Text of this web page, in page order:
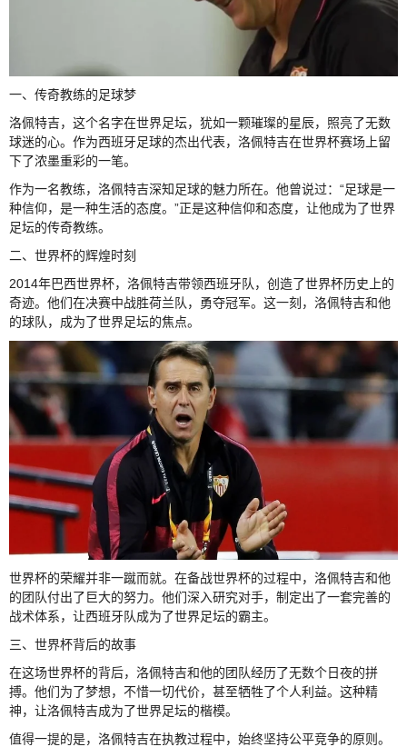
一、传奇教练的足球梦
洛佩特吉，这个名字在世界足坛，犹如一颗璀璨的星辰，照亮了无数
球迷的心。作为西班牙足球的杰出代表，洛佩特吉在世界杯赛场上留
下了浓墨重彩的一笔。
作为一名教练，洛佩特吉深知足球的魅力所在。他曾说过：“足球是一
种信仰，是一种生活的态度。”正是这种信仰和态度，让他成为了世界
足坛的传奇教练。
二、世界杯的辉煌时刻
2014年巴西世界杯，洛佩特吉带领西班牙队，创造了世界杯历史上的
奇迹。他们在决赛中战胜荷兰队，勇夺冠军。这一刻，洛佩特吉和他
的球队，成为了世界足坛的焦点。
世界杯的荣耀并非一蹴而就。在备战世界杯的过程中，洛佩特吉和他
的团队付出了巨大的努力。他们深入研究对手，制定出了一套完善的
战术体系，让西班牙队成为了世界足坛的霸主。
三、世界杯背后的故事
在这场世界杯的背后，洛佩特吉和他的团队经历了无数个日夜的拼
搏。他们为了梦想，不惜一切代价，甚至牺牲了个人利益。这种精
神，让洛佩特吉成为了世界足坛的楷模。
值得一提的是，洛佩特吉在执教过程中，始终坚持公平竞争的原则。